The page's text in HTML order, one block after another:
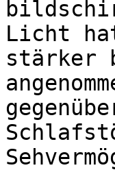
Licht
stärker